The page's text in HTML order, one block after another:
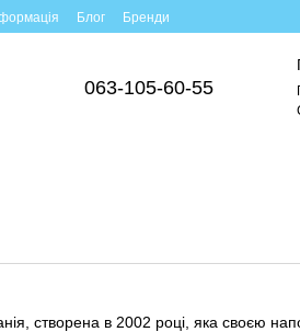
Блог Бренди
063-105-60-55
створена в 2002 році, яка своєю